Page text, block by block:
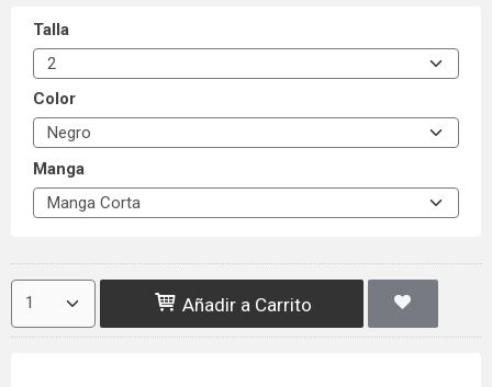
Talla
Color
Manga
Añadir a Carrito